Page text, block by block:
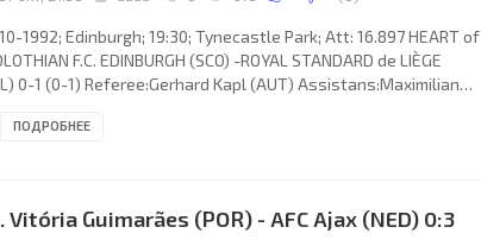
1992; Edinburgh; 19:30; Tynecastle Park; Att: 16.897 HEART of
F.C. EDINBURGH (SCO) -ROYAL STANDARD de LIÈGE
0-1 (0-1) Referee:Gerhard Kapl (AUT) Assistans:Maximilian
F.C. (coach: Joseph “Joe” Jordan): Henry Smith, Graeme
ПОДРОБНЕЕ
Vitória Guimarães (POR) - AFC Ajax (NED) 0:3